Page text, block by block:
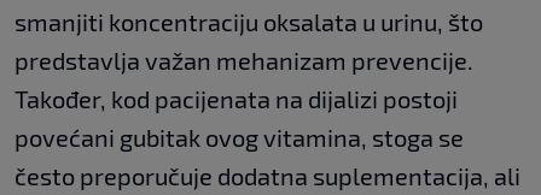
smanjiti koncentraciju oksalata u urinu, što
predstavlja važan mehanizam prevencije.
Također, kod pacijenata na dijalizi postoji
povećani gubitak ovog vitamina, stoga se
često preporučuje dodatna suplementacija, ali